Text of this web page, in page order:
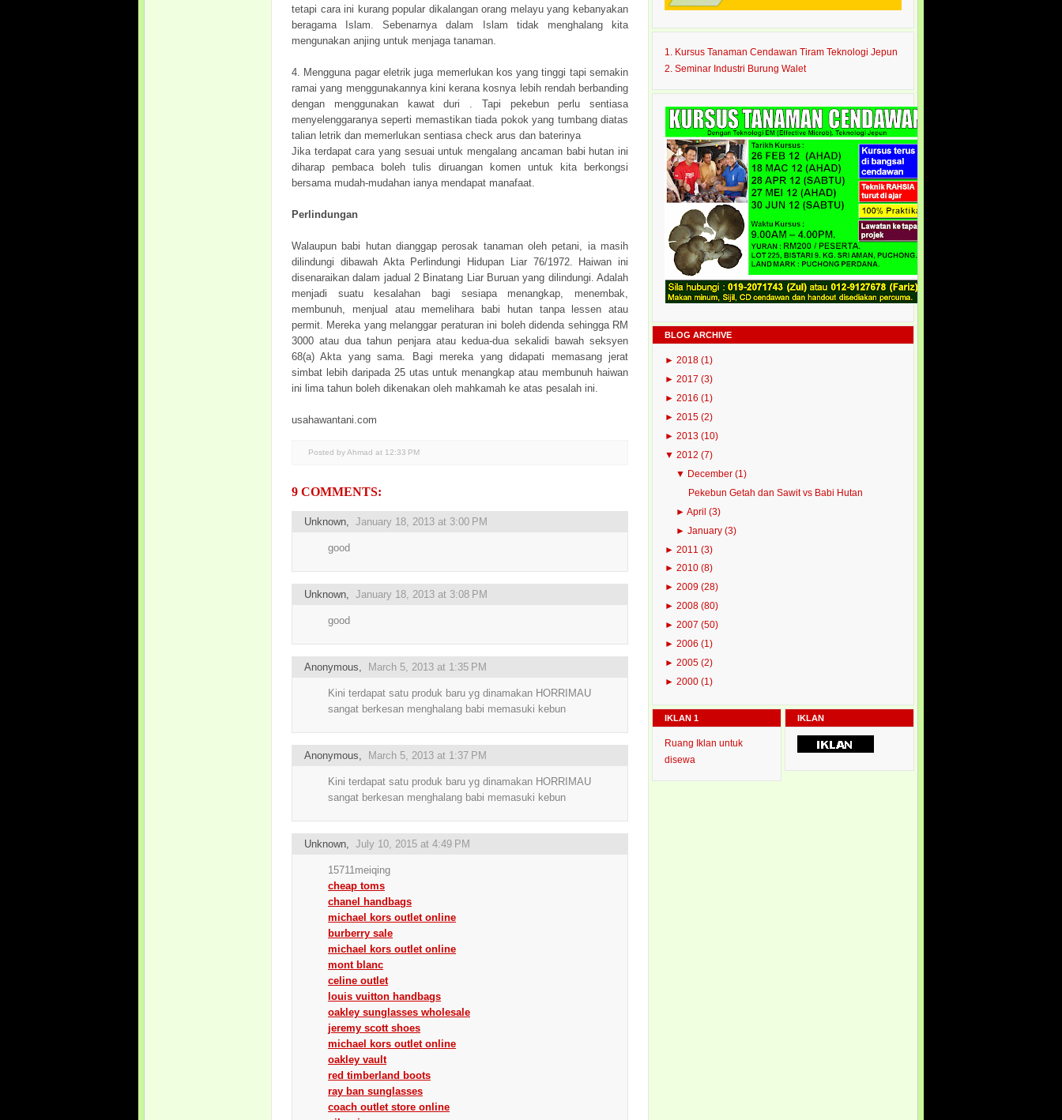
tetapi cara ini kurang popular dikalangan orang melayu yang kebanyakan
beragama Islam. Sebenarnya dalam Islam tidak menghalang kita
mengunakan anjing untuk menjaga tanaman.
4. Mengguna pagar eletrik juga memerlukan kos yang tinggi tapi semakin
ramai yang menggunakannya kini kerana kosnya lebih rendah berbanding
dengan menggunakan kawat duri . Tapi pekebun perlu sentiasa
menyelenggaranya seperti memastikan tiada pokok yang tumbang diatas
talian letrik dan memerlukan sentiasa check arus dan baterinya
Jika terdapat cara yang sesuai untuk mengalang ancaman babi hutan ini
diharap pembaca boleh tulis diruangan komen untuk kita berkongsi
bersama mudah-mudahan ianya mendapat manafaat.
Perlindungan
Walaupun babi hutan dianggap perosak tanaman oleh petani, ia masih
dilindungi dibawah Akta Perlindungi Hidupan Liar 76/1972. Haiwan ini
disenaraikan dalam jadual 2 Binatang Liar Buruan yang dilindungi. Adalah
menjadi suatu kesalahan bagi sesiapa menangkap, menembak,
membunuh, menjual atau memelihara babi hutan tanpa lessen atau
permit. Mereka yang melanggar peraturan ini boleh didenda sehingga RM
3000 atau dua tahun penjara atau kedua-dua sekalidi bawah seksyen
68(a) Akta yang sama. Bagi mereka yang didapati memasang jerat
simbat lebih daripada 25 utas untuk menangkap atau membunuh haiwan
ini lima tahun boleh dikenakan oleh mahkamah ke atas pesalah ini.
usahawantani.com
Posted by Ahmad at 12:33 PM
9 COMMENTS:
Unknown, January 18, 2013 at 3:00 PM
good
Unknown, January 18, 2013 at 3:08 PM
good
Anonymous, March 5, 2013 at 1:35 PM
Kini terdapat satu produk baru yg dinamakan HORRIMAU
sangat berkesan menghalang babi memasuki kebun
Anonymous, March 5, 2013 at 1:37 PM
Kini terdapat satu produk baru yg dinamakan HORRIMAU
sangat berkesan menghalang babi memasuki kebun
Unknown, July 10, 2015 at 4:49 PM
15711meiqing
cheap toms
chanel handbags
michael kors outlet online
burberry sale
michael kors outlet online
mont blanc
celine outlet
louis vuitton handbags
oakley sunglasses wholesale
jeremy scott shoes
michael kors outlet online
oakley vault
red timberland boots
ray ban sunglasses
coach outlet store online
1. Kursus Tanaman Cendawan Tiram Teknologi Jepun
2. Seminar Industri Burung Walet
BLOG ARCHIVE
► 2018 (1)
► 2017 (3)
► 2016 (1)
► 2015 (2)
► 2013 (10)
▼ 2012 (7)
▼ December(1)
Pekebun Getah dan Sawit vs Babi Hutan
►April(3)
►January(3)
► 2011 (3)
► 2010 (8)
► 2009 (28)
► 2008 (80)
► 2007 (50)
► 2006 (1)
► 2005 (2)
► 2000 (1)
IKLAN 1
Ruang Iklan untuk
disewa
IKLAN